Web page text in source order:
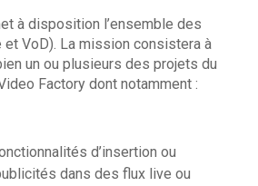
à disposition l’ensemble des
VoD). La mission consistera à
un ou plusieurs des projets du
Factory dont notamment :
d’insertion ou
dans des flux live ou